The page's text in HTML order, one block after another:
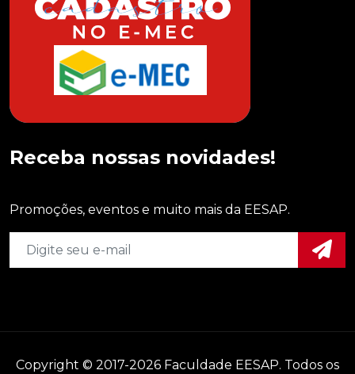
Receba nossas novidades!
Promoções, eventos e muito mais da EESAP.
Copyright © 2017-2026 Faculdade EESAP. Todos os